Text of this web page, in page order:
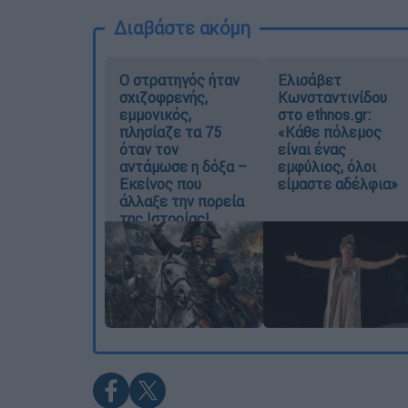
Διαβάστε ακόμη
O στρατηγός ήταν
σχιζοφρενής,
εμμονικός,
πλησίαζε τα 75
όταν τον
αντάμωσε η δόξα –
Εκείνος που
άλλαξε την πορεία
της Ιστορίας!
Ελισάβετ
Κωνσταντινίδου
στο ethnos.gr:
«Κάθε πόλεμος
είναι ένας
εμφύλιος, όλοι
είμαστε αδέλφια»